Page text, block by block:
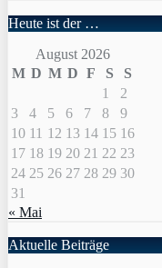
Heute ist der …
August 2026
M D M D F S
S
1
2
3
4 5 6 7 8
9
10 11 12 13 14 15 16
17 18 19 20 21 22 23
24 25 26 27 28 29 30
31
« Mai
Aktuelle Beiträge